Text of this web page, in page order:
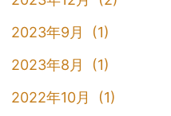
2023年9月 (1)
2023年8月 (1)
2022年10月 (1)